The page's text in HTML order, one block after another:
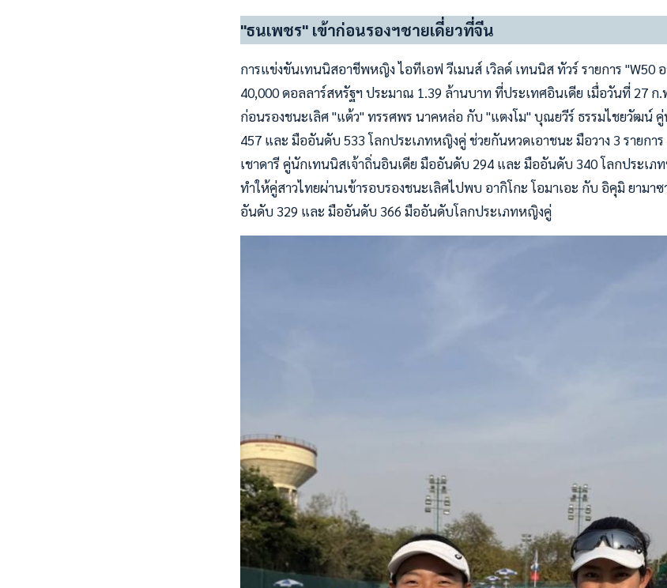
"ธนเพชร" เข้าก่อนรองฯชายเดี่ยวที่จีน
การแข่งขันเทนนิสอาชีพหญิง ไอทีเอฟ วีเมนส์ เวิลด์ เทนนิส ทัวร์ รายการ "W50
40,000 ดอลลาร์สหรัฐฯ ประมาณ 1.39 ล้านบาท ที่ประเทศอินเดีย เมื่อวันที่ 27
ก่อนรองชนะเลิศ "แต้ว" ทรรศพร นาคหล่อ กับ "แตงโม" บุณยวีร์ ธรรมไชยวัฒน์
457 และ มืออันดับ 533 โลกประเภทหญิงคู่ ช่วยกันหวดเอาชนะ มือวาง 3 รายการ
เชาดารี คู่นักเทนนิสเจ้าถิ่นอินเดีย มืออันดับ 294 และ มืออันดับ 340 โลกประเภ
ทำให้คู่สาวไทยผ่านเข้ารอบรองชนะเลิศไปพบ อากิโกะ โอมาเอะ กับ อิคุมิ ยาม
อันดับ 329 และ มืออันดับ 366 มืออันดับโลกประเภทหญิงคู่